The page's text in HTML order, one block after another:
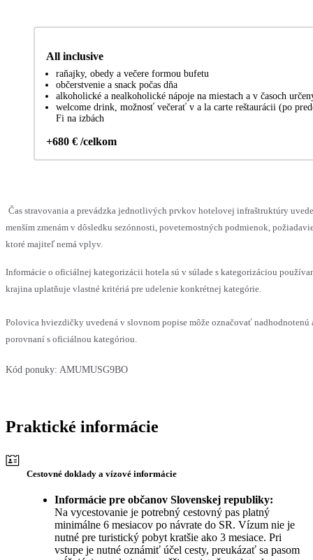
All inclusive
raňajky, obedy a večere formou bufetu
občerstvenie a snack počas dňa
alkoholické a nealkoholické nápoje na miestach a v časoch
welcome drink, možnosť večerať v a la carte reštaurácii (po
Fi na izbách
+680 € /celkom
Čas stravovania a prevádzka jednotlivých prvkov hotelovej infraštruktúry
menším zmenám v dôsledku sezónnosti, poveternostných podmienok,
ktoré majiteľ nemá vplyv.
Informácie o oficiálnej kategorizácii hotela sú v súlade s kategorizáciou
krajina uplatňuje vlastné kritériá pre udelenie konkrétnej kategórie.
Polovica hviezdičky uvedená v slovnom popise môže označovať
porovnaní s oficiálnou kategóriou.
Kód ponuky: AMUMUSG9BO
Praktické informácie
Cestovné doklady a vízové informácie
Informácie pre občanov Slovenskej republiky:
Na vycestovanie je potrebný cestovný pas platný
minimálne 6 mesiacov po návrate do SR. Vízum nie je
nutné pre turistický pobyt kratšie ako 3 mesiace. Pri
vstupe je nutné oznámiť účel cesty, preukázať sa pasom